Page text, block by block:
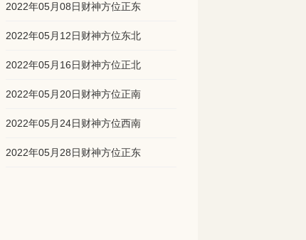
2022年05月08日财神方位正东
2022年05月12日财神方位东北
2022年05月16日财神方位正北
2022年05月20日财神方位正南
2022年05月24日财神方位西南
2022年05月28日财神方位正东